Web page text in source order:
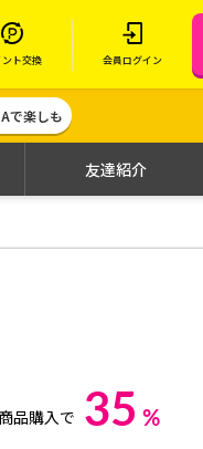
ント交換 会員ログイン
で楽しも
友達紹介
品購入で 35 %